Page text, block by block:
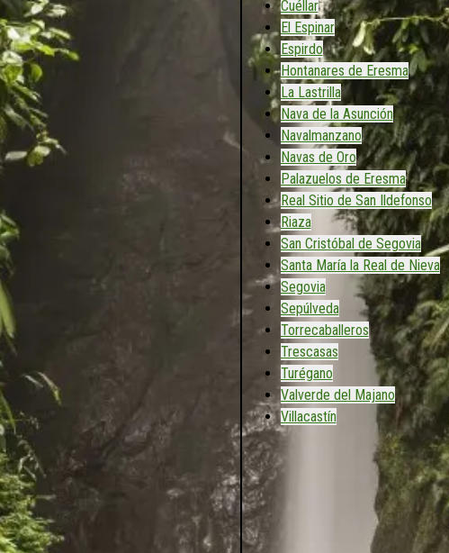
Cuéllar
El Espinar
Espirdo
Hontanares de Eresma
La Lastrilla
Nava de la Asunción
Navalmanzano
Navas de Oro
Palazuelos de Eresma
Real Sitio de San Ildefonso
Riaza
San Cristóbal de Segovia
Santa María la Real de Nieva
Segovia
Sepúlveda
Torrecaballeros
Trescasas
Turégano
Valverde del Majano
Villacastín